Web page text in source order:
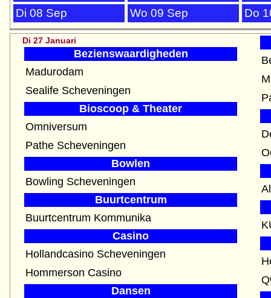
Di 08 Sep
Wo 09 Sep Do
Di 27 Januari
Bezienswaardigheden
Madurodam
Sealife Scheveningen
Bioscoop & Theater
Omniversum
Pathe Scheveningen
Bowlen
Bowling Scheveningen
Buurtcentrum
Buurtcentrum Kommunika
Casino
Hollandcasino Scheveningen
Hommerson Casino
Dansen